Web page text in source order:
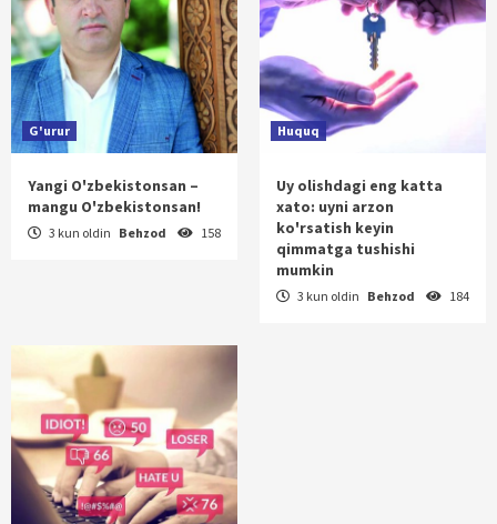
G'urur
Yangi O'zbekistonsan –
mangu O'zbekistonsan!
3 kun oldin Behzod 158
Huquq
Uy olishdagi eng katta
xato: uyni arzon
ko'rsatish keyin
qimmatga tushishi
mumkin
3 kun oldin Behzod 184